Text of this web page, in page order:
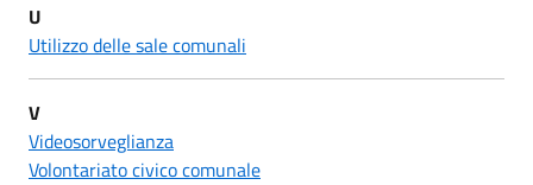
U
Utilizzo delle sale comunali
V
Videosorveglianza
Volontariato civico comunale